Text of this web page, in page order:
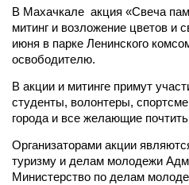
В Махачкале акция «Свеча
митинг и возложение цветов и
июня в парке Ленинского
освободителю.
В акции и митинге примут
студенты, волонтеры,
города и все желающие
Организаторами акции
туризму и делам молодежи
Министерство по делам